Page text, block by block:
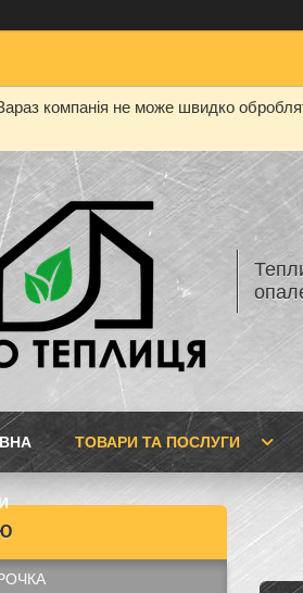
компанія не може швидко
ТОВАРИ ТА ПОСЛУГИ